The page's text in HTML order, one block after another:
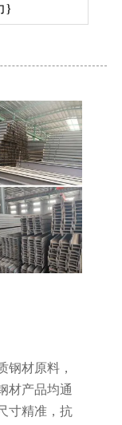
}
钢材原料，
材产品均通
寸精准，抗